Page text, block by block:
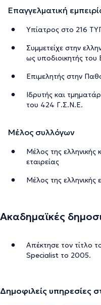
Επαγγελματική
Υπίατρος στο 216
Συμμετείχε στην
ως υποδιοικητής του
Επιμελητής στην
Ιδρυτής και
του 424 Γ.Σ.Ν.Ε.
Μέλος συλλόγων
Μέλος της ελληνικής
εταιρείας
Μέλος της ελληνικής
Ακαδημαϊκές
Απέκτησε τον τίτλο
Specialist το 2005.
Δημοφιλείς υπηρεσίες